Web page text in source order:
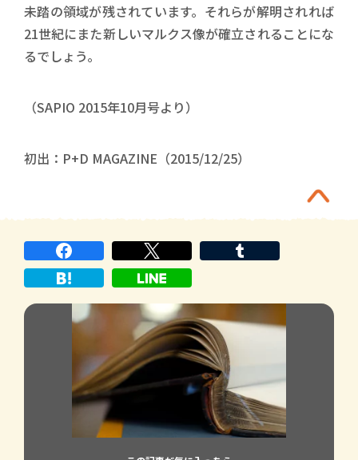
未踏の領域が残されています。それらが解明されれば
21世紀にまた新しいマルクス像が確立されることにな
るでしょう。
（SAPIO 2015年10月号より）
初出：P+D MAGAZINE（2015/12/25）